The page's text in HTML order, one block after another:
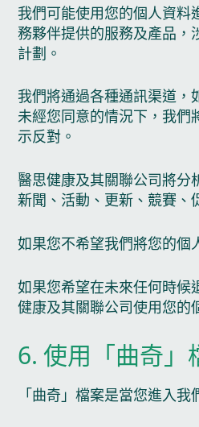
我們可能使用您的個人資
務夥伴提供的服務及產品，
計劃。
我們將通過各種通訊渠道
未經您同意的情況下，我們
示反對。
醫思健康及其關聯公司將分
新聞、活動、更新、競賽、
如果您不希望我們將您的個
如果您希望在未來任何時候
健康及其關聯公司使用您的
6. 使用「曲奇」
「曲奇」檔案是當您進入